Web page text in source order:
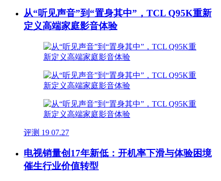
从“听见声音”到“置身其中”，TCL Q95K重新
定义高端家庭影音体验
评测 19 07.27
电视销量创17年新低：开机率下滑与体验困境
催生行业价值转型